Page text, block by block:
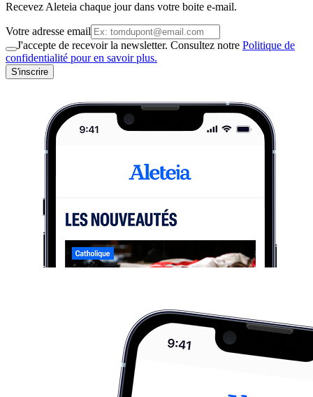
Recevez Aleteia chaque jour dans votre boite e-mail.
Votre adresse email
J'accepte de recevoir la newsletter. Consultez notre Politique de
confidentialité pour en savoir plus.
S'inscrire